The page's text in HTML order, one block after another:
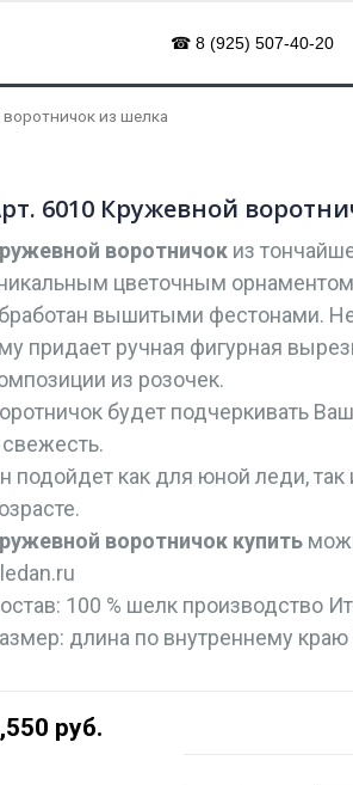
☎ 8 (925) 507-40-20
из шелка
6010 Кружевной
воротничок из
цветочным
вышитыми фестонами.
придает ручная фигурная
из розочек.
будет подчеркивать
подойдет как для юной леди,
воротничок купить
100 % шелк производство
длина по внутреннему
руб.